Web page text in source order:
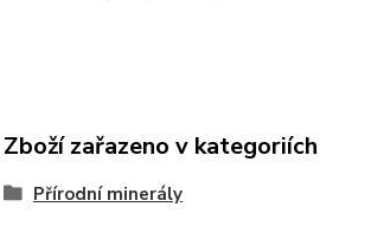
Zboží zařazeno v kategoriích
Přírodní minerály